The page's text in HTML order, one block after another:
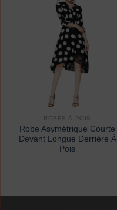
ROBES À POIS
Robe Asymétrique Courte
Devant Longue Derrière À
Pois